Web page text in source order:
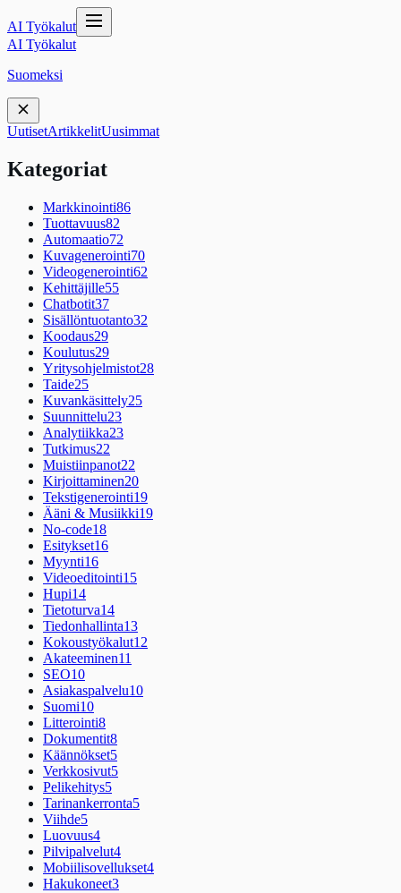
AI Työkalut
AI Työkalut
Suomeksi
UutisetArtikkelitUusimmat
Kategoriat
Markkinointi86
Tuottavuus82
Automaatio72
Kuvagenerointi70
Videogenerointi62
Kehittäjille55
Chatbotit37
Sisällöntuotanto32
Koodaus29
Koulutus29
Yritysohjelmistot28
Taide25
Kuvankäsittely25
Suunnittelu23
Analytiikka23
Tutkimus22
Muistiinpanot22
Kirjoittaminen20
Tekstigenerointi19
Ääni & Musiikki19
No-code18
Esitykset16
Myynti16
Videoeditointi15
Hupi14
Tietoturva14
Tiedonhallinta13
Kokoustyökalut12
Akateeminen11
SEO10
Asiakaspalvelu10
Suomi10
Litterointi8
Dokumentit8
Käännökset5
Verkkosivut5
Pelikehitys5
Tarinankerronta5
Viihde5
Luovuus4
Pilvipalvelut4
Mobiilisovellukset4
Hakukoneet3